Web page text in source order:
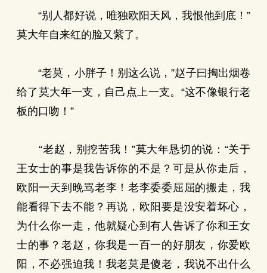
“别人都好说，唯独欧阳天风，我恨他到底！”
莫大年自来红的脸又紫了。
“老莫，小胖子！别这么说，”赵子曰掏出烟卷
给了莫大年一支，自己点上一支。“这不像银行老
板的口吻！”
“老赵，别挖苦我！”莫大年恳切的说：“关于
王女士的事是我告诉你的不是？可是从你走后，
欧阳一天到晚骂老李！老李委委屈屈的搬走，我
能看得下去不能？再说，欧阳要是没安着坏心，
为什么你一走，他就疑心到有人告诉了你和王女
士的事？老赵，你我是一百一的好朋友，你爱欧
阳，不必强迫我！我老莫是傻老，我说不出什么